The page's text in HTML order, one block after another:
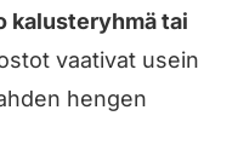
kalusteryhmä tai
vaativat usein
hengen